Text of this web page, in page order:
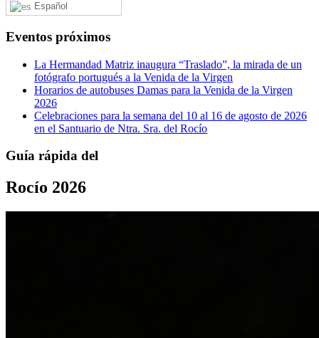
Español
Eventos próximos
La Hermandad Matriz inaugura “Traslado”, la mirada de un
fotógrafo portugués a la Venida de la Virgen
Horarios de autobuses Damas para la Venida de la Virgen
2026
Celebraciones para la semana del 10 al 16 de agosto de 2026
en el Santuario de Ntra. Sra. del Rocío
Guía rápida del
Rocío 2026